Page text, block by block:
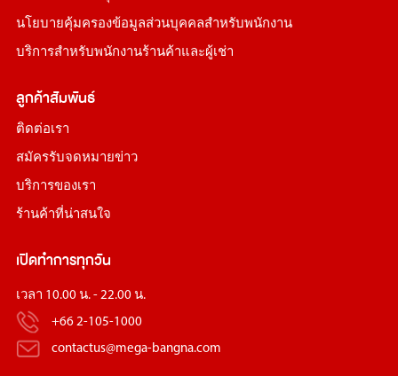
นโยบายคุ้มครองข้อมูลส่วนบุคคลสำหรับพนักงาน
บริการสำหรับพนักงานร้านค้าและผู้เช่า
ลูกค้าสัมพันธ์
ติดต่อเรา
สมัครรับจดหมายข่าว
บริการของเรา
ร้านค้าที่น่าสนใจ
เปิดทำการทุกวัน
เวลา 10.00 น. - 22.00 น.
+66 2-105-1000
contactus@mega-bangna.com